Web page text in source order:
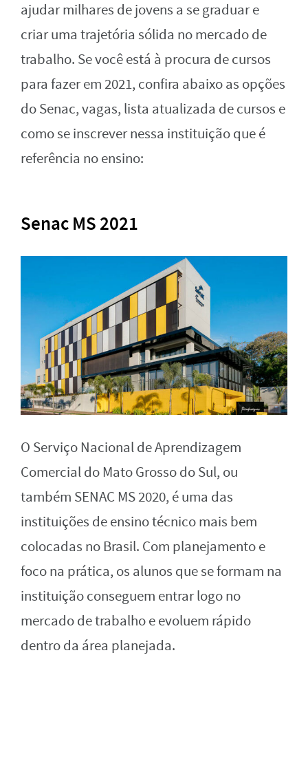
ajudar milhares de jovens a se graduar e
criar uma trajetória sólida no mercado de
trabalho. Se você está à procura de cursos
para fazer em 2021, confira abaixo as opções
do Senac, vagas, lista atualizada de cursos e
como se inscrever nessa instituição que é
referência no ensino:
Senac MS 2021
O Serviço Nacional de Aprendizagem
Comercial do Mato Grosso do Sul, ou
também SENAC MS 2020, é uma das
instituições de ensino técnico mais bem
colocadas no Brasil. Com planejamento e
foco na prática, os alunos que se formam na
instituição conseguem entrar logo no
mercado de trabalho e evoluem rápido
dentro da área planejada.